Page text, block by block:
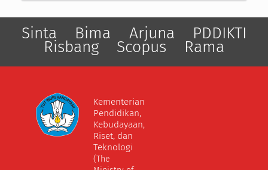
Sinta Bima Arjuna PDDIKTI
Risbang Scopus Rama
Kementerian
Pendidikan,
Kebudayaan,
Riset, dan
Teknologi
(The